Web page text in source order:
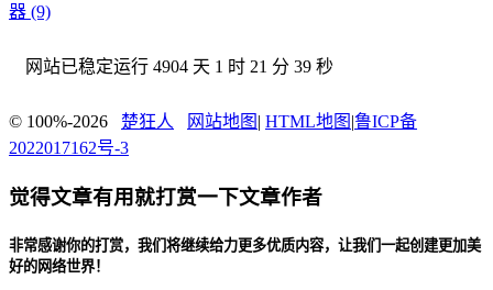
器 (9)
网站已稳定运行 4904 天 1 时 21 分 40 秒
© 100%-2026 楚狂人 网站地图 | HTML地图 |鲁ICP备
2022017162号-3
觉得文章有用就打赏一下文章作者
非常感谢你的打赏，我们将继续给力更多优质内容，让我们一起创建更加美
好的网络世界！